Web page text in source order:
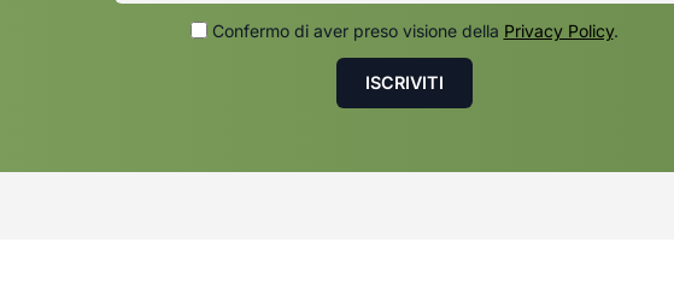
Confermo di aver preso visione della Privacy Policy.